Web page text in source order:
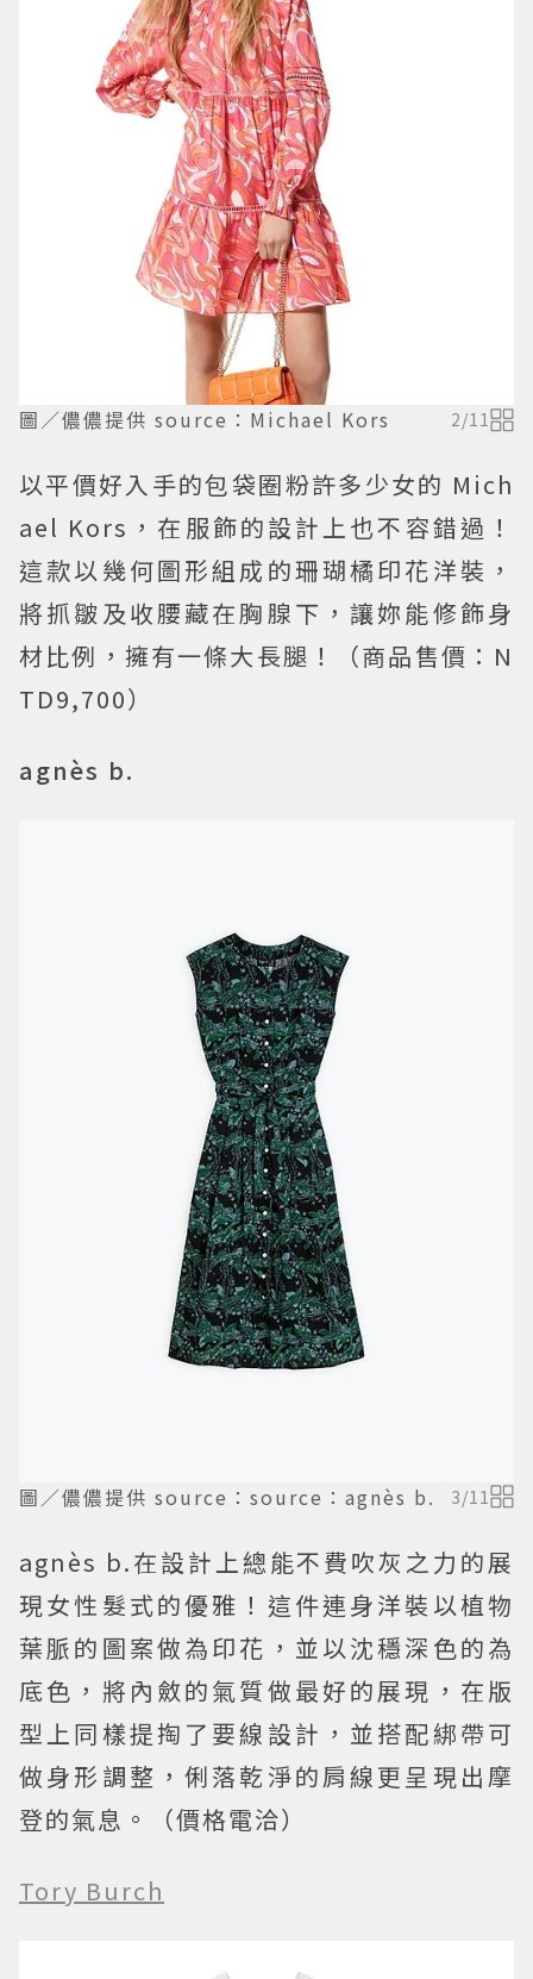
圖／儂儂提供 source：Michael Kors 2/11
以平價好入手的包袋圈粉許多少女的 Mich
ael Kors，在服飾的設計上也不容錯過！
這款以幾何圖形組成的珊瑚橘印花洋裝，
將抓皺及收腰藏在胸腺下，讓妳能修飾身
材比例，擁有一條大長腿！（商品售價：N
TD9,700）
agnès b.
圖／儂儂提供 source：source：agnès b. 3/11
agnès b.在設計上總能不費吹灰之力的展
現女性髮式的優雅！這件連身洋裝以植物
葉脈的圖案做為印花，並以沈穩深色的為
底色，將內斂的氣質做最好的展現，在版
型上同樣提掏了要線設計，並搭配綁帶可
做身形調整，俐落乾淨的肩線更呈現出摩
登的氣息。（價格電洽）
Tory Burch